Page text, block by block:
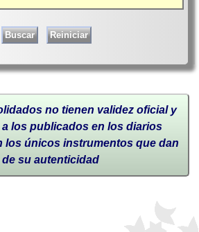
no tienen validez oficial y
los publicados en los diarios
los únicos instrumentos que dan
de su autenticidad